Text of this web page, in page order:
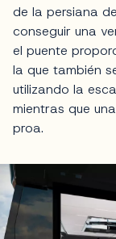
de la persiana
conseguir una
el puente
la que también
utilizando la
mientras que
proa.